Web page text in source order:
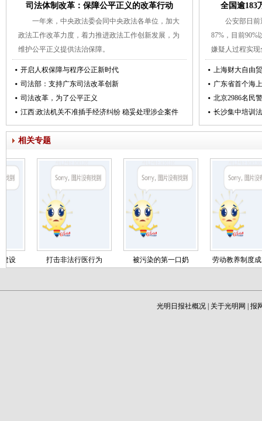
司法体制改革：保障公平正义的改革行动
一年来，中央政法委会同中央政法各单位，加大
政法工作改革力度，着力推进政法工作创新发展，为
维护公平正义提供法治保障。
开启人权保障与程序公正新时代
司法部：支持广东司法改革创新
司法改革，为了公平正义
江西:政法机关不准插手经济纠纷 稳妥处理涉企案件
全国逾183
公安部日
87%，目前90%
嫌疑人过程实
上海财大自由
广东省首个海
北京2986名民
长沙集中培训
相关专题
设 打击非法行医行为 被污染的第一口奶 劳动教养制度成
光明日报社概况 关于光明网 报